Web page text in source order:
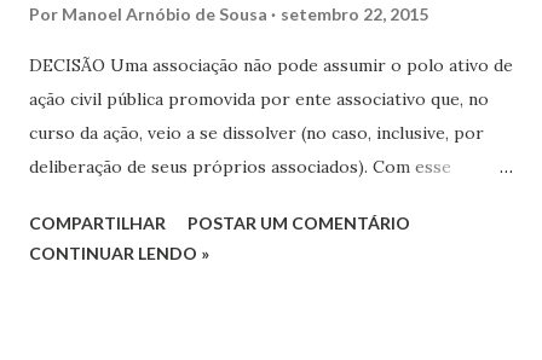
Por Manoel Arnóbio de Sousa setembro 22, 2015
DECISÃO Uma associação não pode assumir o polo ativo de
ação civil pública promovida por ente associativo que, no
curso da ação, veio a se dissolver (no caso, inclusive, por
deliberação de seus próprios associados). Com esse
Justiça (STJ) extinguiu sem análise do mérito ação movida
COMPARTILHAR
POSTAR UM COMENTÁRIO
CONTINUAR LENDO »